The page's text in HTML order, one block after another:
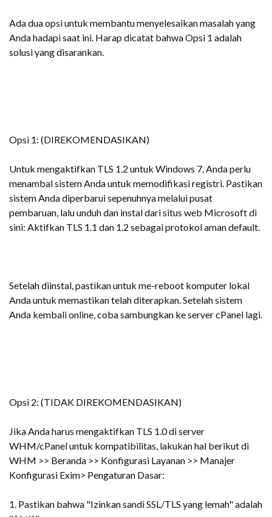
Ada dua opsi untuk membantu menyelesaikan masalah yang
Anda hadapi saat ini. Harap dicatat bahwa Opsi 1 adalah
solusi yang disarankan.
Opsi 1: (DIREKOMENDASIKAN)
Untuk mengaktifkan TLS 1.2 untuk Windows 7, Anda perlu
menambal sistem Anda untuk memodifikasi registri. Pastikan
sistem Anda diperbarui sepenuhnya melalui pusat
pembaruan, lalu unduh dan instal dari situs web Microsoft di
sini: Aktifkan TLS 1.1 dan 1.2 sebagai protokol aman default.
Setelah diinstal, pastikan untuk me-reboot komputer lokal
Anda untuk memastikan telah diterapkan. Setelah sistem
Anda kembali online, coba sambungkan ke server cPanel lagi.
Opsi 2: (TIDAK DIREKOMENDASIKAN)
Jika Anda harus mengaktifkan TLS 1.0 di server
WHM/cPanel untuk kompatibilitas, lakukan hal berikut di
WHM >> Beranda >> Konfigurasi Layanan >> Manajer
Konfigurasi Exim> Pengaturan Dasar:
1. Pastikan bahwa "Izinkan sandi SSL/TLS yang lemah" adalah